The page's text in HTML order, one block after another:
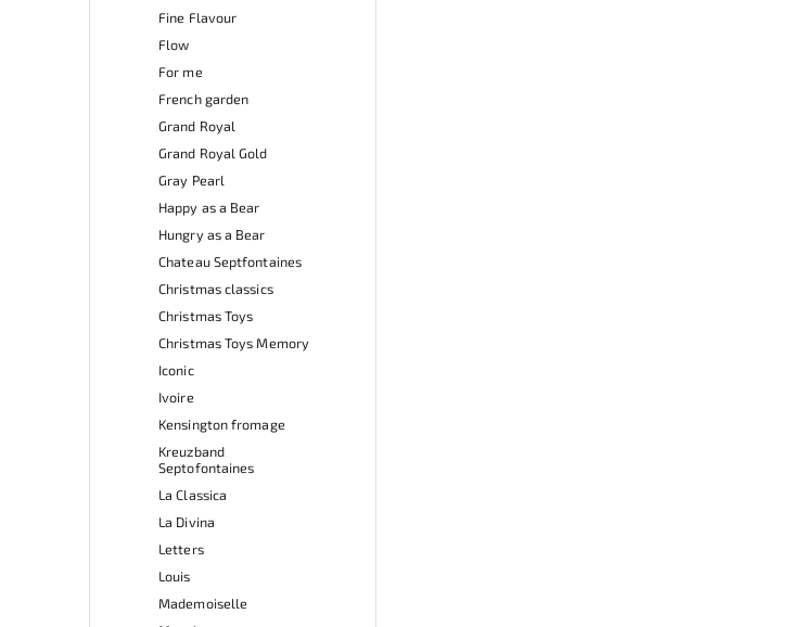
Fine Flavour
Flow
For me
French garden
Grand Royal
Grand Royal Gold
Gray Pearl
Happy as a Bear
Hungry as a Bear
Chateau Septfontaines
Christmas classics
Christmas Toys
Christmas Toys Memory
Iconic
Ivoire
Kensington fromage
Kreuzband
Septofontaines
La Classica
La Divina
Letters
Louis
Mademoiselle